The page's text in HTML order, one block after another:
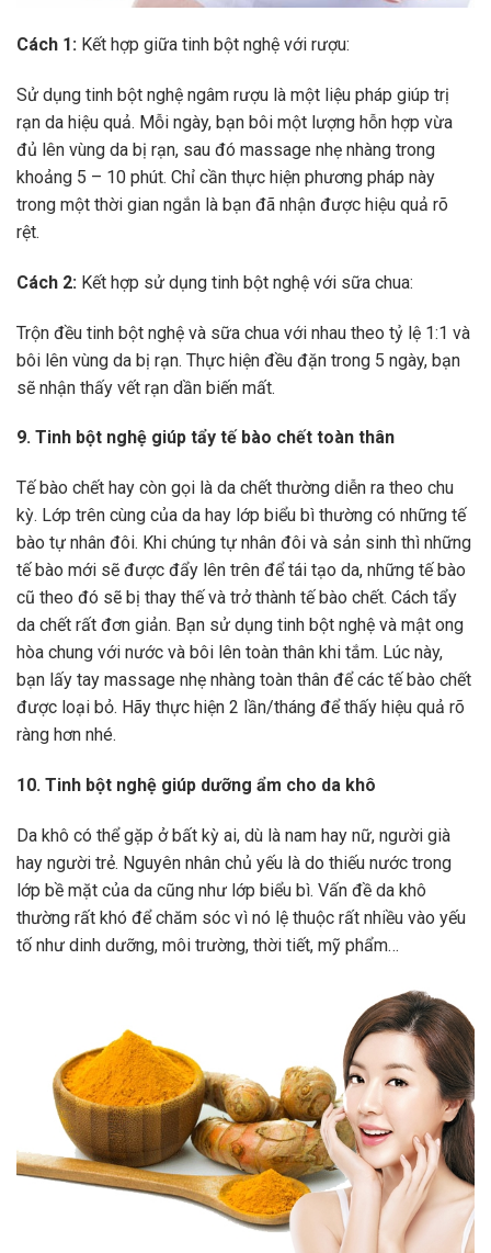
Cách 1: Kết hợp giữa tinh bột nghệ với rượu:
Sử dụng tinh bột nghệ ngâm rượu là một liệu pháp giúp trị
rạn da hiệu quả. Mỗi ngày, bạn bôi một lượng hỗn hợp vừa
đủ lên vùng da bị rạn, sau đó massage nhẹ nhàng trong
khoảng 5 – 10 phút. Chỉ cần thực hiện phương pháp này
trong một thời gian ngắn là bạn đã nhận được hiệu quả rõ
rệt.
Cách 2: Kết hợp sử dụng tinh bột nghệ với sữa chua:
Trộn đều tinh bột nghệ và sữa chua với nhau theo tỷ lệ 1:1 và
bôi lên vùng da bị rạn. Thực hiện đều đặn trong 5 ngày, bạn
sẽ nhận thấy vết rạn dần biến mất.
9. Tinh bột nghệ giúp tẩy tế bào chết toàn thân
Tế bào chết hay còn gọi là da chết thường diễn ra theo chu
kỳ. Lớp trên cùng của da hay lớp biểu bì thường có những tế
bào tự nhân đôi. Khi chúng tự nhân đôi và sản sinh thì những
tế bào mới sẽ được đẩy lên trên để tái tạo da, những tế bào
cũ theo đó sẽ bị thay thế và trở thành tế bào chết. Cách tẩy
da chết rất đơn giản. Bạn sử dụng tinh bột nghệ và mật ong
hòa chung với nước và bôi lên toàn thân khi tắm. Lúc này,
bạn lấy tay massage nhẹ nhàng toàn thân để các tế bào chết
được loại bỏ. Hãy thực hiện 2 lần/tháng để thấy hiệu quả rõ
ràng hơn nhé.
10. Tinh bột nghệ giúp dưỡng ẩm cho da khô
Da khô có thể gặp ở bất kỳ ai, dù là nam hay nữ, người già
hay người trẻ. Nguyên nhân chủ yếu là do thiếu nước trong
lớp bề mặt của da cũng như lớp biểu bì. Vấn đề da khô
thường rất khó để chăm sóc vì nó lệ thuộc rất nhiều vào yếu
tố như dinh dưỡng, môi trường, thời tiết, mỹ phẩm…